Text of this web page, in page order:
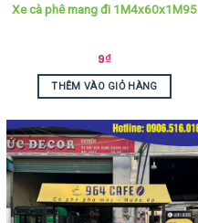
Xe cà phê mang đi 1M4x60x1M95
9₫
THÊM VÀO GIỎ HÀNG